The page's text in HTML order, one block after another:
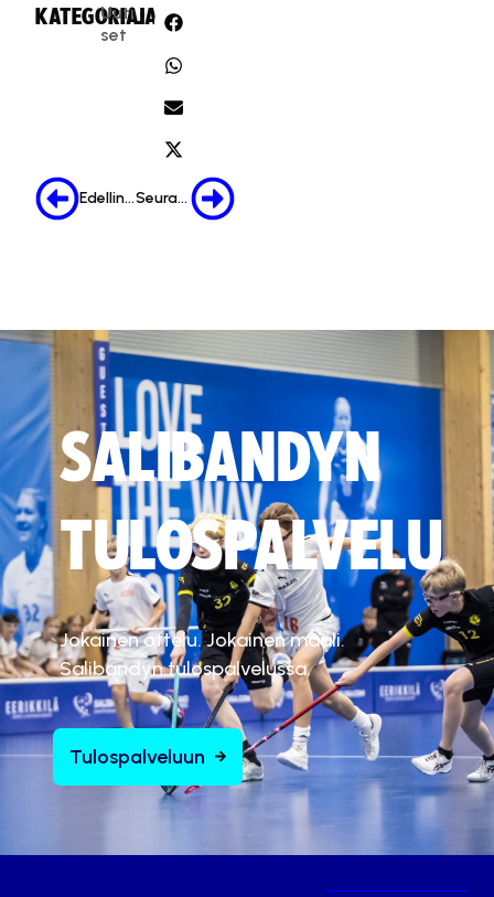
KATEGORIA:
Uuti
set
JAA:
Edellinen Seuraava
SALIBANDYN
TULOSPALVELU
Jokainen ottelu. Jokainen maali.
Salibandyn tulospalvelussa.
Tulospalveluun